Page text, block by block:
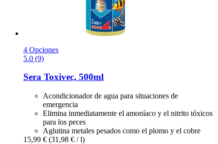
4 Opciones
5.0 (9)
Sera Toxivec, 500ml
Acondicionador de agua para situaciones de
emergencia
Elimina inmediatamente el amoníaco y el nitrito tóxicos
para los peces
Aglutina metales pesados como el plomo y el cobre
15,99 € (31,98 € / l)